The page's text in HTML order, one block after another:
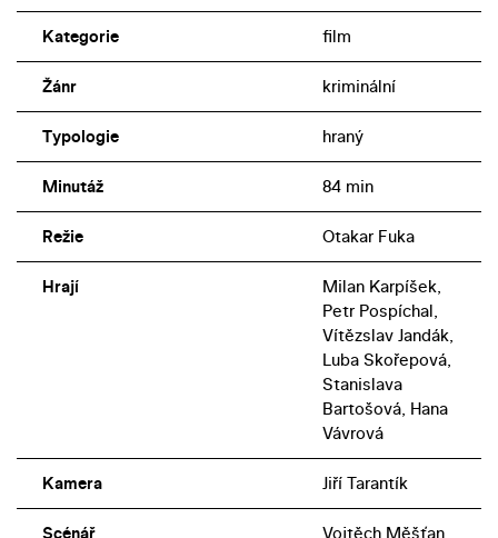
Kategorie film
Žánr kriminální
Typologie hraný
Minutáž 84 min
Režie Otakar Fuka
Hrají
Milan Karpíšek,
Petr Pospíchal,
Vítězslav Jandák,
Luba Skořepová,
Stanislava
Bartošová, Hana
Vávrová
Kamera Jiří Tarantík